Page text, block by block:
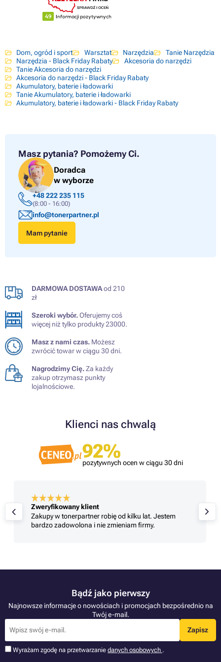
Dom, ogród i sport Warsztat Narzędzia
Tanie Narzędzia
Narzędzia - Black Friday Rabaty
Akcesoria do narzędzi
Tanie Akcesoria do narzędzi
Akcesoria do narzędzi - Black Friday Rabaty
Akumulatory, baterie i ładowarki
Tanie Akumulatory, baterie i ładowarki
Akumulatory, baterie i ładowarki - Black Friday Rabaty
Masz pytania? Pomożemy Ci.
Doradca
w wyborze
+48 222 235 115
(8:00 - 16:00)
info@tonerpartner.pl
Mam pytanie
DARMOWA DOSTAWAod 210
zł
Szeroki wybór.Oferujemy coś
więcej niż tylko produkty 23000.
Masz z nami czas. Możesz
zwrócić towar w ciągu 30 dni.
Nagrodzimy Cię.Za każdy
zakup otrzymasz punkty
lojalnościowe.
Klienci nas chwalą
92%
pozytywnych ocen w ciągu 30 dni
Zweryfikowany klient
Zakupy w tonerpartner robię od kilku lat. Jestem
bardzo zadowolona i nie zmieniam firmy.
Bądź jako pierwszy
Najnowsze informacje o nowościach i promocjach bezpośrednio na
Twój e-mail.
Zapisz
Wyrażam zgodę na przetwarzanie danych osobowych .